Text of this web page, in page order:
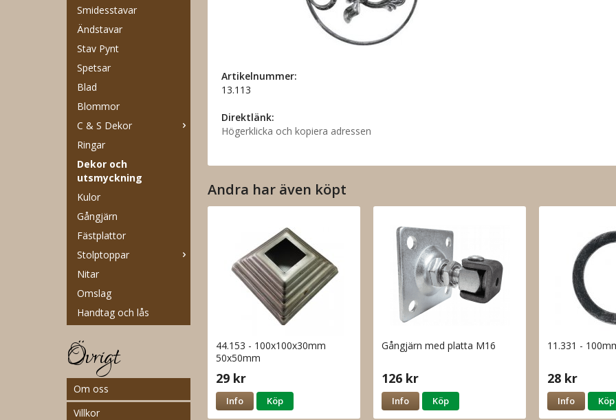
Smidesstavar
Ändstavar
Stav Pynt
Spetsar
Blad
Blommor
C & S Dekor
Ringar
Dekor och
utsmyckning
Kulor
Gångjärn
Fästplattor
Stolptoppar
Nitar
Omslag
Handtag och lås
Övrigt
Om oss
Villkor
Artikelnummer:
13.113
Direktlänk:
Högerklicka och kopiera adressen
Andra har även köpt
44.153 - 100x100x30mm
50x50mm
29 kr
Info Köp
Gångjärn med platta M16
126 kr
Info Köp
11.331 -
28 kr
Info Köp